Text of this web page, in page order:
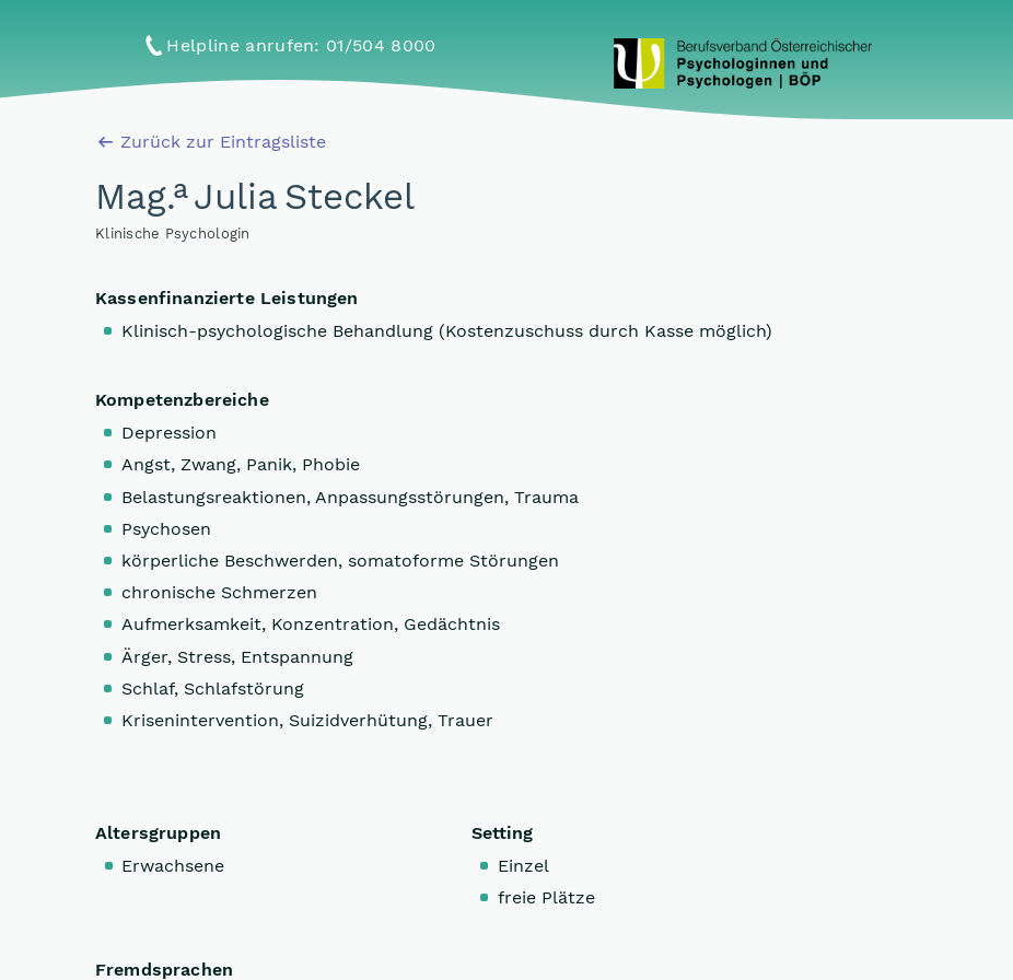
Helpline anrufen: 01/504 8000
Zurück zur Eintragsliste
Mag.aJulia Steckel
Klinische Psychologin
Kassenfinanzierte Leistungen
Klinisch-psychologische Behandlung (Kostenzuschuss durch Kasse möglich)
Kompetenzbereiche
Depression
Angst, Zwang, Panik, Phobie
Belastungsreaktionen, Anpassungsstörungen, Trauma
Psychosen
körperliche Beschwerden, somatoforme Störungen
chronische Schmerzen
Aufmerksamkeit, Konzentration, Gedächtnis
Ärger, Stress, Entspannung
Schlaf, Schlafstörung
Krisenintervention, Suizidverhütung, Trauer
Altersgruppen
Erwachsene
Setting
Einzel
freie Plätze
Fremdsprachen